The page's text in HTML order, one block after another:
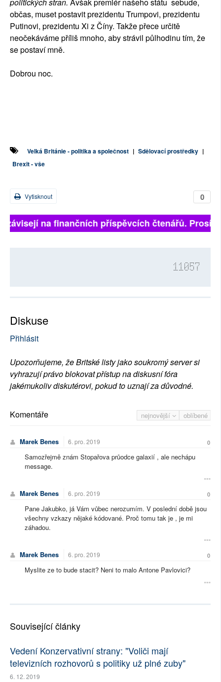
politických stran. Avšak premiér našeho státu sebude,
občas, muset postavit prezidentu Trumpovi, prezidentu
Putinovi, prezidentu Xi z Číny. Takže přece určitě
neočekáváme příliš mnoho, aby strávil půlhodinu tím, že
se postaví mně.
Dobrou noc.
Velká Británie - politika a společnost | Sdělovací prostředky |
Brexit - vše
0
Vytisknout
na finančních příspěvcích čtenářů.
11057
Diskuse
Přihlásit
Upozorňujeme, že Britské listy jako soukromý server si
vyhrazují právo blokovat přístup na diskusní fóra
jakémukoliv diskutérovi, pokud to uznají za důvodné.
nejnovější oblíbené
Komentáře
Marek Benes 6. pro. 2019 0
Samozřejmě znám Stopařova průodce galaxií , ale nechápu
message.
Marek Benes 6. pro. 2019 0
Pane Jakubko, já Vám vůbec nerozumím. V poslední době jsou
všechny vzkazy nějaké kódované. Proč tomu tak je , je mi
záhadou.
Marek Benes 6. pro. 2019 0
Myslite ze to bude stacit? Neni to malo Antone Pavlovici?
Související články
Vedení Konzervativní strany: "Voliči mají
televizních rozhovorů s politiky už plné zuby"
6. 12. 2019